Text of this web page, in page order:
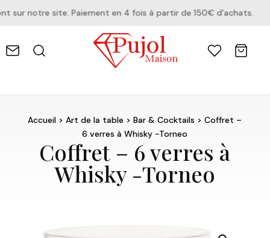
sur notre site. Paiement en 4 fois à partir de 150€ d'achats.
Accueil >Art de la table >Bar & Cocktails > Coffret –
6 verres à Whisky -Torneo
Coffret – 6 verres à
Whisky -Torneo